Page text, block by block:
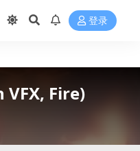
登录
VFX, Fire)